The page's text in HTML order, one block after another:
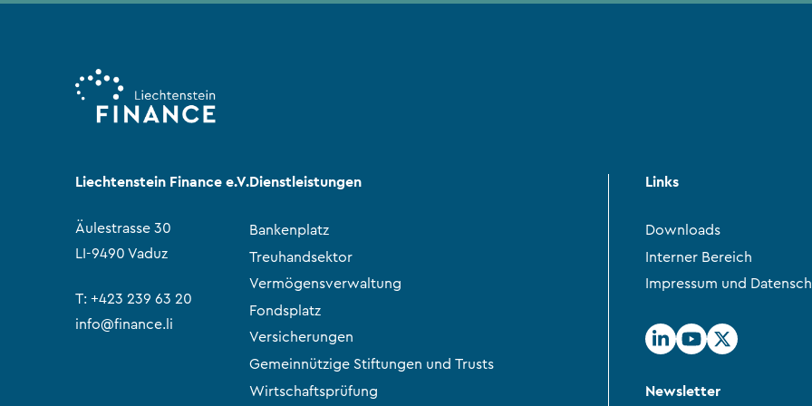
Liechtenstein Finance e.V.
Äulestrasse 30
LI-9490 Vaduz
T:+423 239 63 20
info@finance.li
Dienstleistungen
Bankenplatz
Treuhandsektor
Vermögensverwaltung
Fondsplatz
Versicherungen
Gemeinnützige Stiftungen und Trusts
Wirtschaftsprüfung
Links
Downloads
Interner Bereich
Impressum und
Newsletter